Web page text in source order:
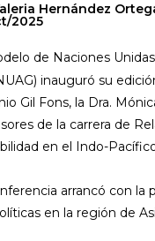
Hernández
2025
de Naciones
inauguró su
Gil Fons, la Dra.
de la carrera de
en el Indo-
arrancó con la
en la región de